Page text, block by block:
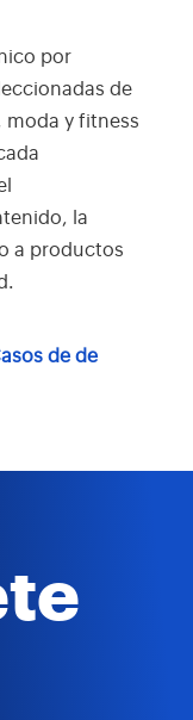
por
de
moda y fitness
la
a productos
de de